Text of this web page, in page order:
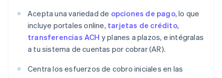
Acepta una variedad de opciones de pago, lo que
incluye portales online, tarjetas de crédito,
transferencias ACH y planes a plazos, e intégralas
a tu sistema de cuentas por cobrar (AR).
Centra los esfuerzos de cobro iniciales en las